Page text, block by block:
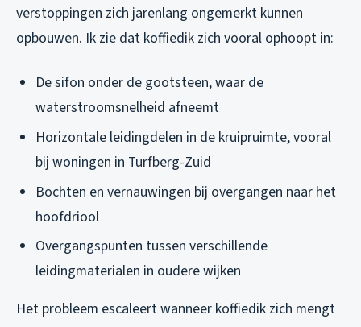
verstoppingen zich jarenlang ongemerkt kunnen
opbouwen. Ik zie dat koffiedik zich vooral ophoopt in:
De sifon onder de gootsteen, waar de
waterstroomsnelheid afneemt
Horizontale leidingdelen in de kruipruimte, vooral
bij woningen in Turfberg-Zuid
Bochten en vernauwingen bij overgangen naar het
hoofdriool
Overgangspunten tussen verschillende
leidingmaterialen in oudere wijken
Het probleem escaleert wanneer koffiedik zich mengt